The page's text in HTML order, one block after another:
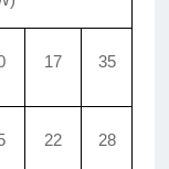
17 35
22 28